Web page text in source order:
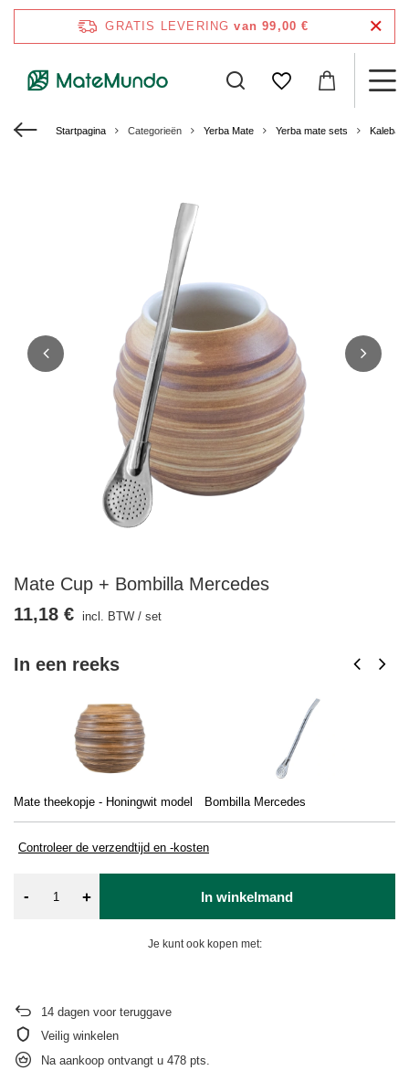
GRATIS LEVERING van 99,00 €
Startpagina Categorieën Yerba Mate Yerba mate sets Kalebas
Mate Cup + Bombilla Mercedes
In een reeks
Mate theekopje - Honingwit model Bombilla Mercedes
Controleer de verzendtijd en -kosten
11,18 € incl. BTW / set
- + In winkelmand
Je kunt ook kopen met:
14 dagen voor teruggave
Veilig winkelen
Na aankoop ontvangt u 478 pts.